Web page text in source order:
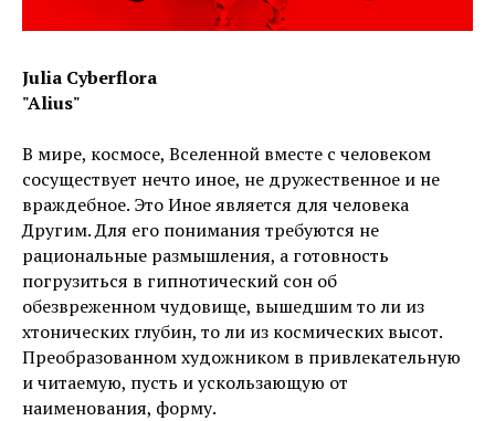
Julia Cyberflora
"Alius"
В мире, космосе, Вселенной вместе с человеком
сосуществует нечто иное, не дружественное и не
враждебное. Это Иное является для человека
Другим. Для его понимания требуются не
рациональные размышления, а готовность
погрузиться в гипнотический сон об
обезвреженном чудовище, вышедшим то ли из
хтонических глубин, то ли из космических высот.
Преобразованном художником в привлекательную
и читаемую, пусть и ускользающую от
наименования, форму.